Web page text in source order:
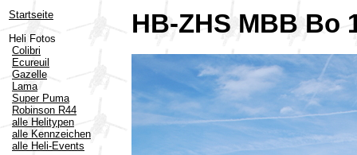
Startseite
Heli Fotos
Colibri
Ecureuil
Gazelle
Lama
Super Puma
Robinson R44
alle Helitypen
alle Kennzeichen
alle Heli-Events
HB-ZHS MBB Bo